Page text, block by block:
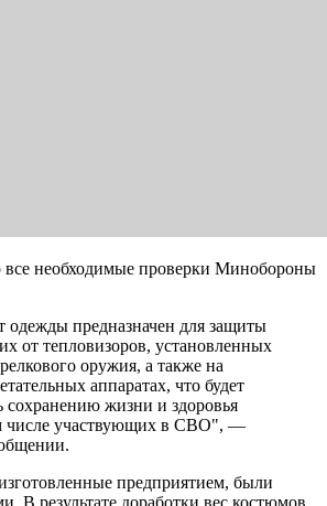
необходимые проверки Минобороны
одежды предназначен для защиты
от тепловизоров, установленных
оружия, а также на
аппаратах, что будет
сохранению жизни и здоровья
числе участвующих в СВО", —
предприятием, были
В результате доработки вес костюмов